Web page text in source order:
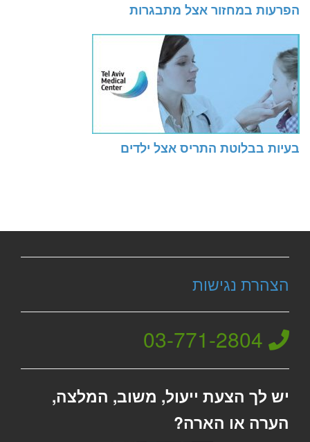
הפרעות במחזור אצל מתבגרות
בעיות בבלוטת התריס אצל ילדים
הצהרת נגישות
03-771-2804
יש לך הצעת ייעול, משוב, המלצה,
הערה או הארה?